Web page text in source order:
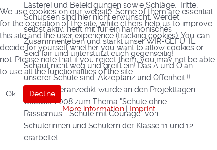
Lästerei und Beleidigungen sowie Schläge, Tritte,
Schupsen sind hier nicht erwünscht. Werdet
selbst aktiv, helft mit für ein harmonisches
Zusammenleben und stärkt unser WIR-GEFÜHL.
Seid fair und unterstützt euch gegenseitig!
Schaut nicht weg und greift ein! Das A und O an
unserer Schule sind: Akzeptanz und Offenheit!!!
Dieses Toleranzedikt wurde an den Projekttagen
Oktober 2008 zum Thema "Schule ohne
Rassismus - Schule mit Courage" von
Schülerinnen und Schülern der Klasse 11 und 12
erarbeitet.
We use cookies on our website. Some of them are essential
for the operation of the site, while others help us to improve
this site and the user experience (tracking cookies). You can
decide for yourself whether you want to allow cookies or
not. Please note that if you reject them, you may not be able
to use all the functionalities of the site.
Ok
Decline
More information| Imprint